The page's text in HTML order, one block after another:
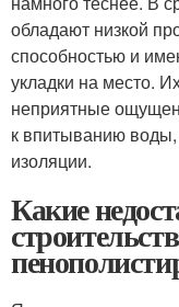
обладают низкой
способностью и
укладки на место.
неприятные
к впитыванию
изоляции.
Какие